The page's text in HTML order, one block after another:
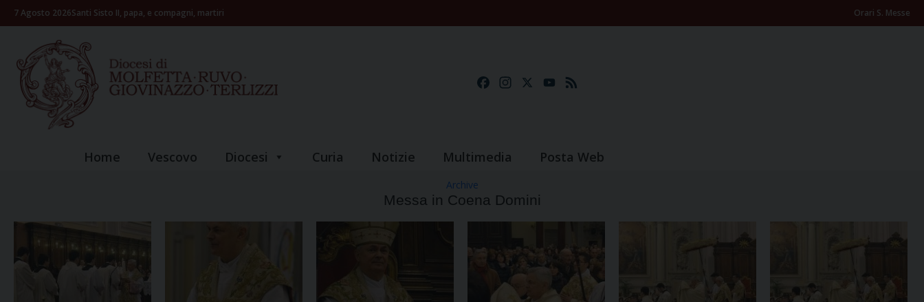
Skip7 Agosto 2026Santi Sisto II, papa, e compagni, martiri Orari S. Messe
FacebookInstagramYouTube
Home Vescovo Diocesi Curia Notizie Multimedia Posta Web
Archive
Messa in Coena Domini